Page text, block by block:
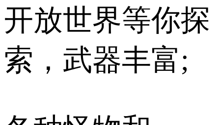
开放世界等你探
索，武器丰富;